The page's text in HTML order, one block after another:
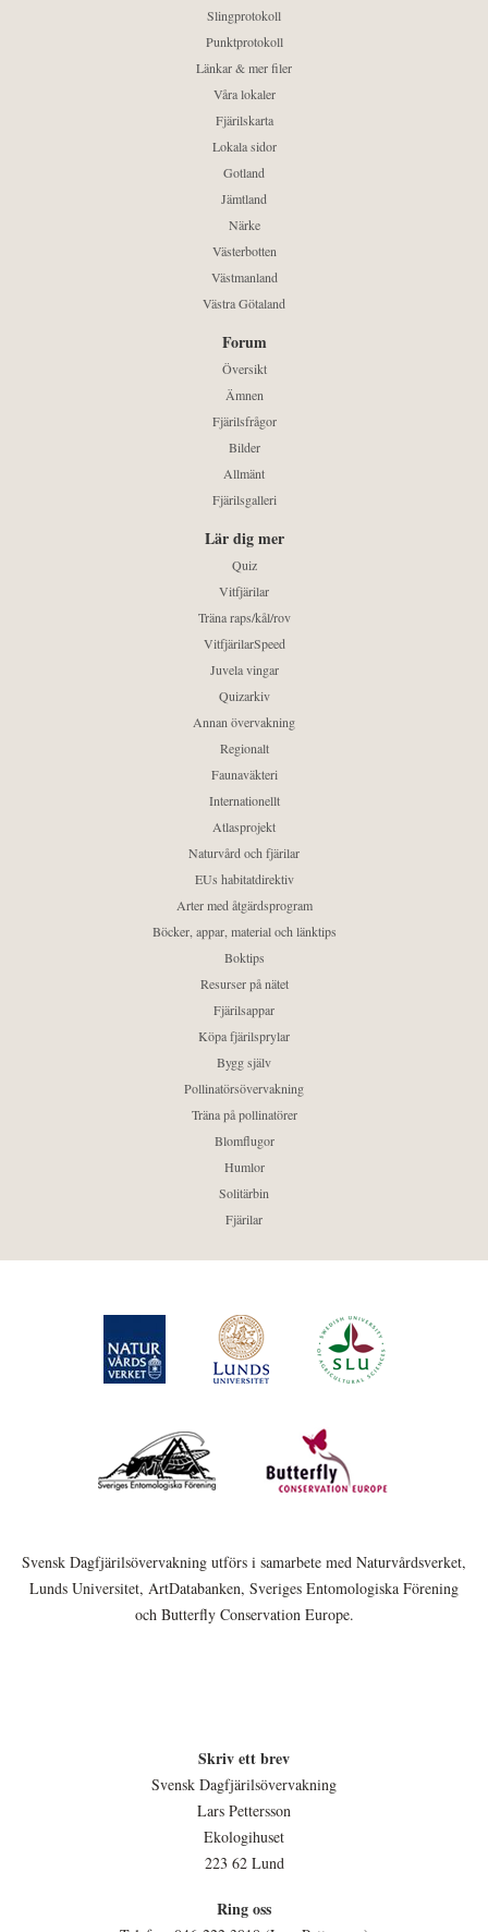
Slingprotokoll
Punktprotokoll
Länkar & mer filer
Våra lokaler
Fjärilskarta
Lokala sidor
Gotland
Jämtland
Närke
Västerbotten
Västmanland
Västra Götaland
Forum
Översikt
Ämnen
Fjärilsfrågor
Bilder
Allmänt
Fjärilsgalleri
Lär dig mer
Quiz
Vitfjärilar
Träna raps/kål/rov
VitfjärilarSpeed
Juvela vingar
Quizarkiv
Annan övervakning
Regionalt
Faunaväkteri
Internationellt
Atlasprojekt
Naturvård och fjärilar
EUs habitatdirektiv
Arter med åtgärdsprogram
Böcker, appar, material och länktips
Boktips
Resurser på nätet
Fjärilsappar
Köpa fjärilsprylar
Bygg själv
Pollinatörsövervakning
Träna på pollinatörer
Blomflugor
Humlor
Solitärbin
Fjärilar
Svensk Dagfjärilsövervakning utförs i samarbete med Naturvårdsverket,
Lunds Universitet, ArtDatabanken, Sveriges Entomologiska Förening
och Butterfly Conservation Europe.
Skriv ett brev
Svensk Dagfjärilsövervakning
Lars Pettersson
Ekologihuset
223 62 Lund
Ring oss